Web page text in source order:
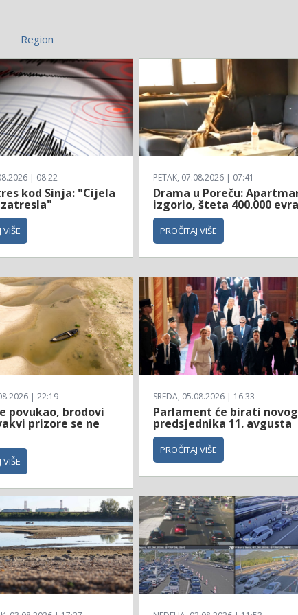
Region
| 08:22
kod Sinja: "Cijela
zatresla"
VIŠE
PETAK, 07.08.2026 | 07:41
Drama u Poreču:
izgorio, šteta 400.000
PROČITAJ VIŠE
| 22:19
povukao, brodovi
prizore se ne
VIŠE
SREDA, 05.08.2026 | 16:33
Parlament će birati novog
predsjednika 11. avgusta
PROČITAJ VIŠE